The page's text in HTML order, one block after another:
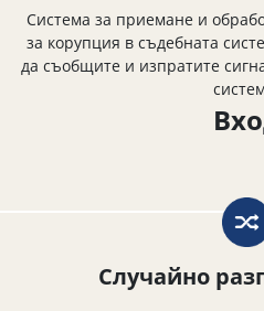
Система за приемане и
за корупция в съдебната
да съобщите и изпратите
Случайно